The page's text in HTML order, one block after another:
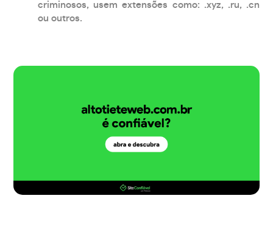
criminosos, usem extensões como: .xyz, .ru, .cn
ou outros.